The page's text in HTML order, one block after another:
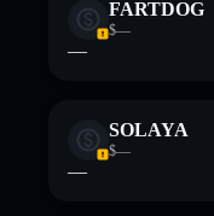
FARTDOG
$—
—
SOLAYA
$—
—